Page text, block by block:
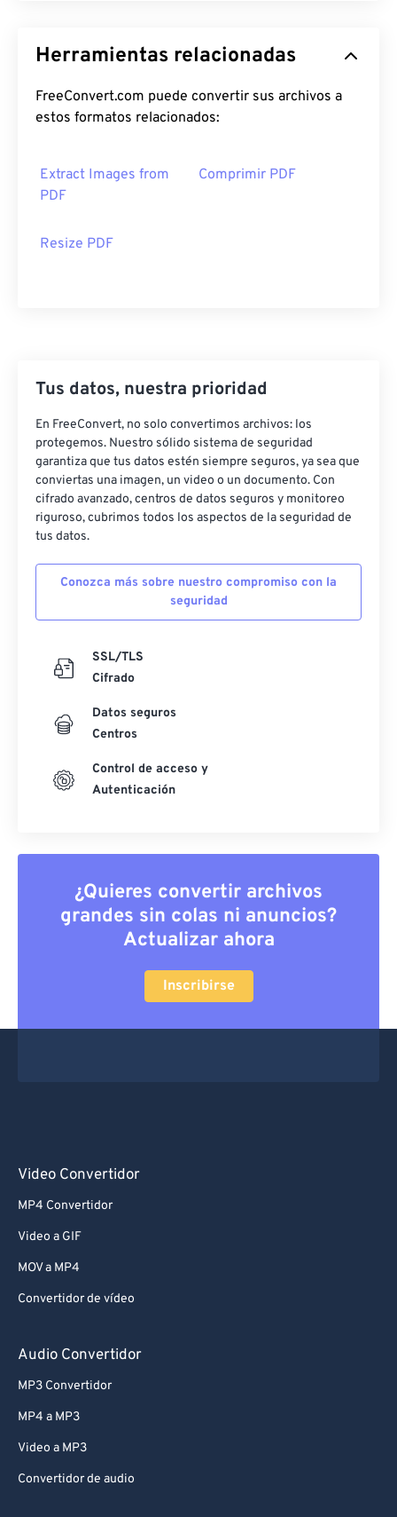
Herramientas relacionadas
FreeConvert.com puede convertir sus archivos a
estos formatos relacionados:
Extract Images from
PDF
Comprimir PDF
Resize PDF
Tus datos, nuestra prioridad
En FreeConvert, no solo convertimos archivos: los
protegemos. Nuestro sólido sistema de seguridad
garantiza que tus datos estén siempre seguros, ya sea que
conviertas una imagen, un video o un documento. Con
cifrado avanzado, centros de datos seguros y monitoreo
riguroso, cubrimos todos los aspectos de la seguridad de
tus datos.
Conozca más sobre nuestro compromiso con la
seguridad
SSL/TLS
Cifrado
Datos seguros
Centros
Control de acceso y
Autenticación
¿Quieres convertir archivos
grandes sin colas ni anuncios?
Actualizar ahora
Inscribirse
Video Convertidor
MP4 Convertidor
Video a GIF
MOV a MP4
Convertidor de vídeo
Audio Convertidor
MP3 Convertidor
MP4 a MP3
Video a MP3
Convertidor de audio